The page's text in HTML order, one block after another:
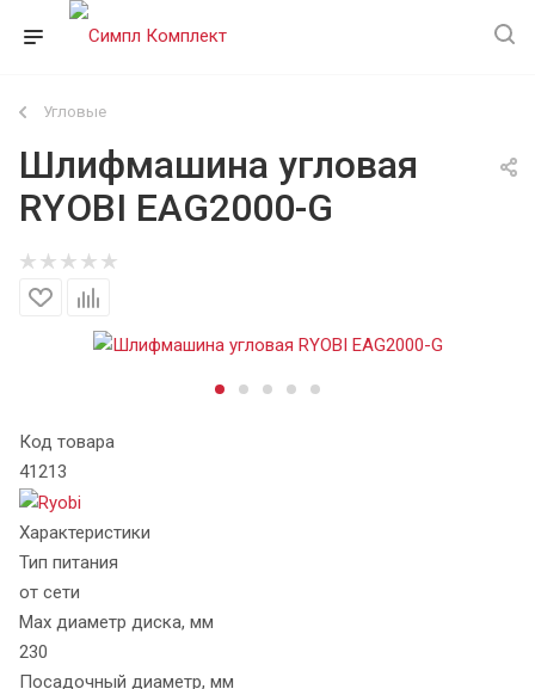
Угловые
Шлифмашина угловая
RYOBI EAG2000-G
Код товара
41213
Характеристики
Тип питания
от сети
Max диаметр диска, мм
230
Посадочный диаметр, мм